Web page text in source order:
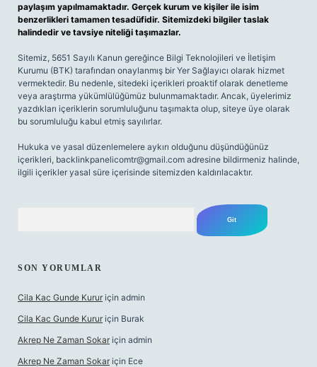
paylaşım yapılmamaktadır. Gerçek kurum ve kişiler ile isim
benzerlikleri tamamen tesadüfidir. Sitemizdeki bilgiler taslak
halindedir ve tavsiye niteliği taşımazlar.
Sitemiz, 5651 Sayılı Kanun gereğince Bilgi Teknolojileri ve İletişim
Kurumu (BTK) tarafından onaylanmış bir Yer Sağlayıcı olarak hizmet
vermektedir. Bu nedenle, sitedeki içerikleri proaktif olarak denetleme
veya araştırma yükümlülüğümüz bulunmamaktadır. Ancak, üyelerimiz
yazdıkları içeriklerin sorumluluğunu taşımakta olup, siteye üye olarak
bu sorumluluğu kabul etmiş sayılırlar.
Hukuka ve yasal düzenlemelere aykırı olduğunu düşündüğünüz
içerikleri, backlinkpanelicomtr@gmail.com adresine bildirmeniz halinde,
ilgili içerikler yasal süre içerisinde sitemizden kaldırılacaktır.
SON YORUMLAR
Cila Kac Gunde Kurur için admin
Cila Kac Gunde Kurur için Burak
Akrep Ne Zaman Sokar için admin
Akrep Ne Zaman Sokar için Ece